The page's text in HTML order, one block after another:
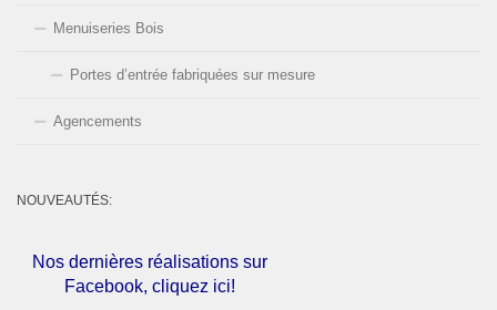
Menuiseries Bois
Portes d’entrée fabriquées sur mesure
Agencements
NOUVEAUTÉS:Facebook, cliquez ici!
L'entreprise est fermée pour les